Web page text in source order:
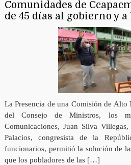
Comunidades de
de 45 días al gobierno y a
La Presencia de una Comisión de
del Consejo de Ministros, los
Comunicaciones, Juan Silva
Palacios, congresista de la
funcionarios, permitió la solución de
que los pobladores de las […]